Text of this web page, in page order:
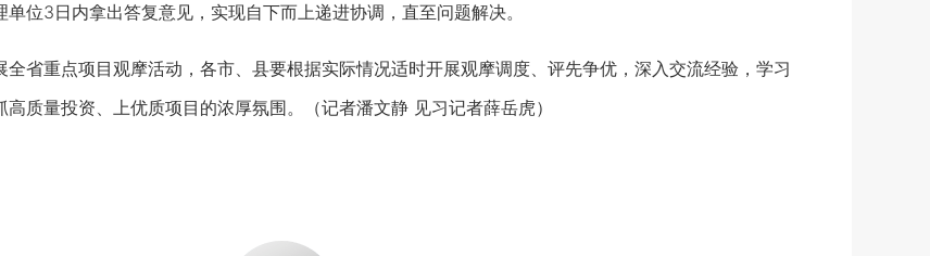
位3日内拿出答复意见，实现自下而上递进协调，直至问题解决。
重点项目观摩活动，各市、县要根据实际情况适时开展观摩调度、评先争优，深入交流经验，学习
质量投资、上优质项目的浓厚氛围。（记者潘文静 见习记者薛岳虎）